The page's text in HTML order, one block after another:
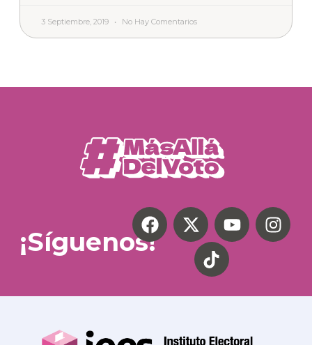
3 Septiembre, 2019 No Hay Comentarios
¡Síguenos!